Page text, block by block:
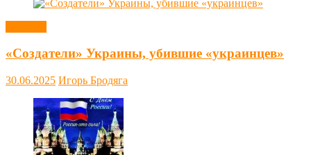
«Создатели» Украины, убившие «украинцев»
30.06.2025 Игорь Бродяга